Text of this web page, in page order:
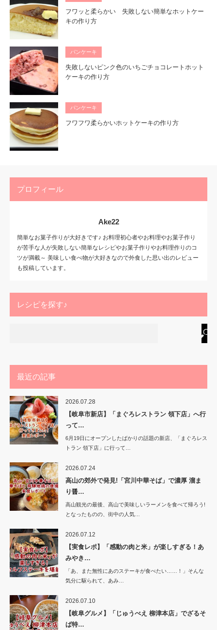
フワッと柔らかい 失敗しない簡単なホットケー
キの作り方
パンケーキ
失敗しないピンク色のいちごチョコレートホット
ケーキの作り方
パンケーキ
フワフワ柔らかいホットケーキの作り方
プロフィール
Ake22
簡単なお菓子作りが大好きです♪ お料理初心者やお料理やお菓子作り
が苦手な人が失敗しない簡単なレシピやお菓子作りやお料理作りのコ
ツが満載～ 美味しい食べ物が大好きなので外食した思い出のレビュー
も投稿しています。
レシピを探す♪
最近の記事
2026.07.28
【岐阜市新店】「まぐろレストラン 領下店」へ行
って…
6月19日にオープンしたばかりの話題の新店、「まぐろレス
トラン 領下店」に行って…
2026.07.24
高山の郊外で発見!「宮川中華そば」で濃厚 溜ま
り醤…
高山観光の最後、高山で美味しいラーメンを食べて帰ろう!
となったものの、街中の人気…
2026.07.12
【実食レポ】「感動の肉と米」が楽しすぎる！あ
みやき…
「あ、また無性にあのステーキが食べたい……！」そんな
気分に駆られて、あみ…
2026.07.10
【岐阜グルメ】「じゅうべえ 柳津本店」でざるそ
ば特…